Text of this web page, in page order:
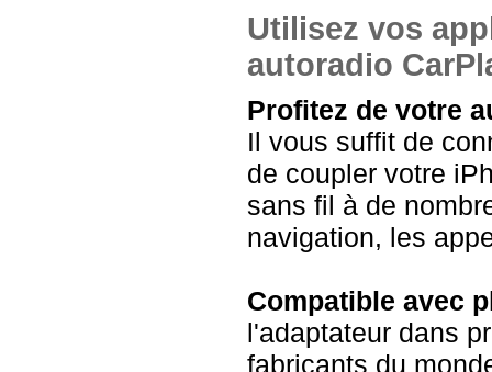
Utilisez vos
autoradio
Profitez de votre
Il vous suffit de
de coupler votre
sans fil à de
navigation, les
Compatible avec
l'adaptateur dans
fabricants du